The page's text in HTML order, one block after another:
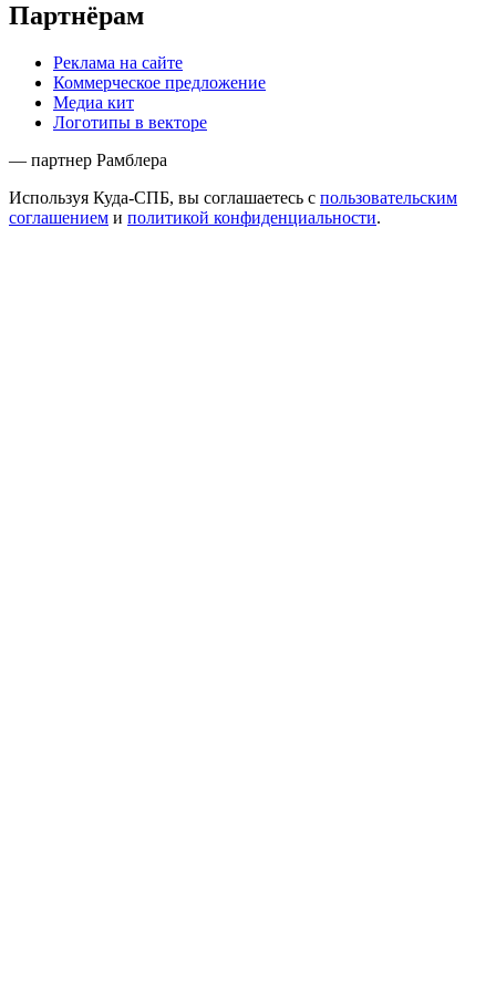
Партнёрам
Реклама на сайте
Коммерческое предложение
Медиа кит
Логотипы в векторе
— партнер Рамблера
Используя Куда-СПБ, вы соглашаетесь с пользовательским
соглашением и политикой конфиденциальности.